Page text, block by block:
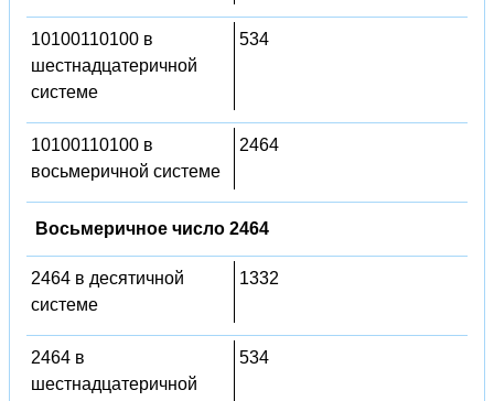
10100110100 в
шестнадцатеричной
системе
534
10100110100 в
восьмеричной системе
2464
Восьмеричное число 2464
2464 в десятичной
системе
1332
2464 в
шестнадцатеричной
534